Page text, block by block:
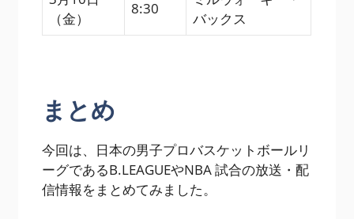
（金）
8:30
バックス
まとめ
今回は、日本の男子プロバスケットボールリ
ーグであるB.LEAGUEやNBA 試合の放送・配
信情報をまとめてみました。